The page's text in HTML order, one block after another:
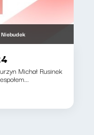
Michał Rusinek